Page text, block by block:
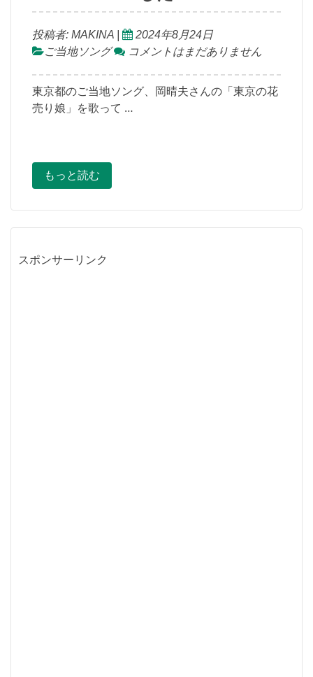
投稿者: MAKINA
2024年8月24日
ご当地ソング
コメントはまだありません
東京都のご当地ソング、岡晴夫さんの「東京の花
売り娘」を歌って …
もっと読む
スポンサーリンク